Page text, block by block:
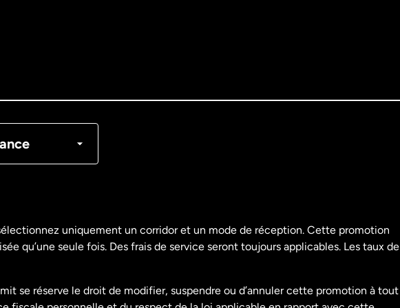
Unis
Unis Español
uniquement un corridor et un mode de réception. Cette promotion
qu’une seule fois. Des frais de service seront toujours applicables. Les taux de
se réserve le droit de modifier, suspendre ou d’annuler cette promotion à tout